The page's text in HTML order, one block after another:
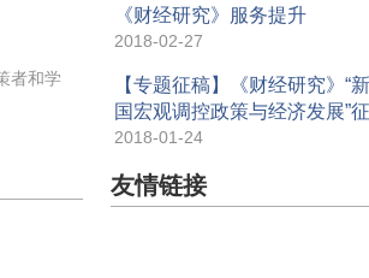
者和学
《财经研究》服务提升
2018-02-27
【专题征稿】《财经研究》“
国宏观调控政策与经济发展”
2018-01-24
友情链接